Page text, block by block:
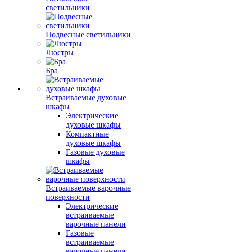
светильники
Подвесные светильники
Люстры
Бра
Встраиваемые духовые
шкафы
Электрические
духовые шкафы
Компактные
духовые шкафы
Газовые духовые
шкафы
Встраиваемые варочные
поверхности
Электрические
встраиваемые
варочные панели
Газовые
встраиваемые